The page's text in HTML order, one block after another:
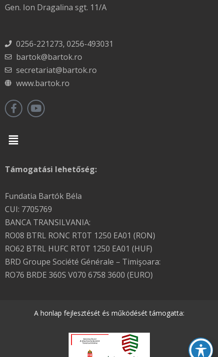
Gen. Ion Dragalina sgt. 11/A
0256-221273, 0256-493031
bartok@bartok.ro
secretariat@bartok.ro
www.bartok.ro
Menu
Támogatási lehetőség:
Fundatia Bartók Béla
CUI: 7705769
BANCA TRANSILVANIA:
RO08 BTRL RONC RT0T 1250 EA01 (RON)
RO62 BTRL HUFC RT0T 1250 EA01 (HUF)
BRD Groupe Société Générale – Timişoara:
RO76 BRDE 360S V070 6758 3600 (EURO)
A honlap fejlesztését és működését támogatta: